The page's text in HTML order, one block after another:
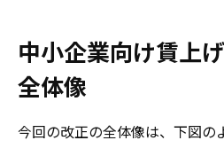
中小企業向け賃上
全体像
今回の改正の全体像は、下図の